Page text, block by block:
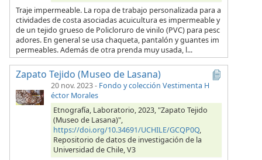
Traje impermeable. La ropa de trabajo personalizada para a
ctividades de costa asociadas acuicultura es impermeable y
de un tejido grueso de Policloruro de vinilo (PVC) para pesc
adores. En general se usa chaqueta, pantalón y guantes im
permeables. Además de otra prenda muy usada, l...
Zapato Tejido (Museo de Lasana)
20 nov. 2023- Fondo y colección Vestimenta H
éctor Morales
Etnografía, Laboratorio, 2023, "Zapato Tejido
(Museo de Lasana)",
https://doi.org/10.34691/UCHILE/GCQP0Q,
Repositorio de datos de investigación de la
Universidad de Chile, V3